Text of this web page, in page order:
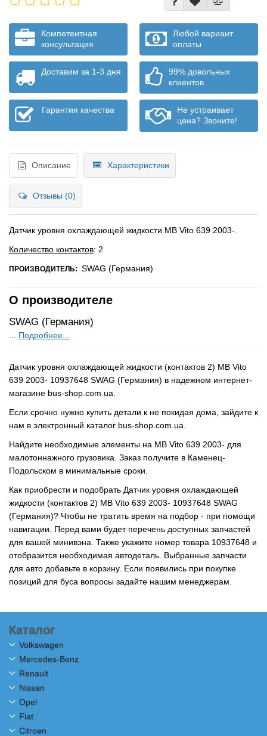
Компетентная
консультация
Любой вариант
оплаты
Доставим за 1-3 дня
99% довольных
клиентов
Гарантия качества
Не устраивает
цена? Звоните!
Описание Характеристики
Отзывы (0)
Датчик уровня охлаждающей жидкости MB Vito 639 2003-.
Количество контактов: 2
ПРОИЗВОДИТЕЛЬ: SWAG (Германия)
О производителе
SWAG (Германия)
Подробнее...
Датчик уровня охлаждающей жидкости (контактов 2) MB Vito
639 2003- 10937648 SWAG (Германия) в надежном интернет-
магазине bus-shop.com.ua.
Если срочно нужно купить детали к не покидая дома, зайдите к
нам в электронный каталог bus-shop.com.ua.
Найдите необходимые элементы на MB Vito 639 2003- для
малотоннажного грузовика. Заказ получите в Каменец-
Подольском в минимальные сроки.
Как приобрести и подобрать Датчик уровня охлаждающей
жидкости (контактов 2) MB Vito 639 2003- 10937648 SWAG
(Германия)? Чтобы не тратить время на подбор - при помощи
навигации. Перед вами будет перечень доступных запчастей
для вашей минивэна. Также укажите номер товара 10937648 и
отобразится необходимая автодеталь. Выбранные запчасти
для авто добавьте в корзину. Если появились при покупке
позиций для буса вопросы задайте нашим менеджерам.
Каталог
Volkswagen
Mercedes-Benz
Renault
Nissan
Opel
Fiat
Citroen